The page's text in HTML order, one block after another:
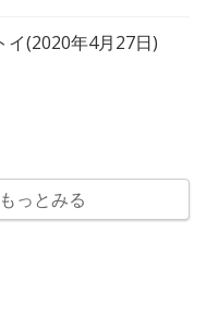
イ(2020年4月27日)
っとみる